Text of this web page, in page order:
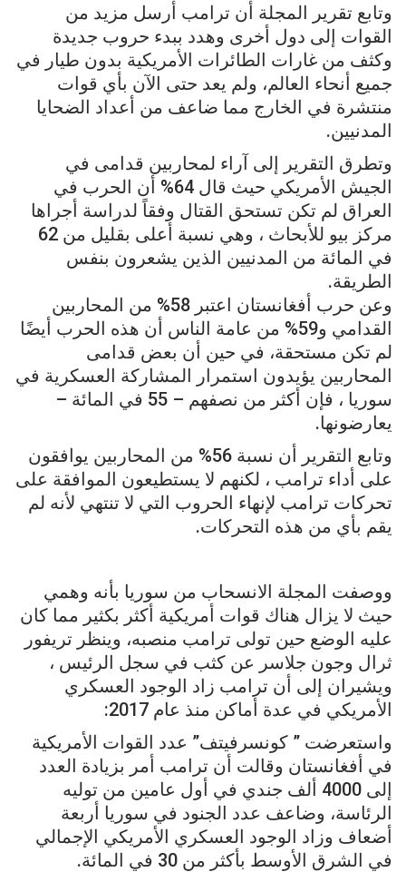
وتابع تقرير المجلة أن ترامب أرسل مزيد من
القوات إلى دول أخرى وهدد ببدء حروب جديدة
وكثف من غارات الطائرات الأمريكية بدون طيار في
جميع أنحاء العالم، ولم يعد حتى الآن بأي قوات
منتشرة في الخارج مما ضاعف من أعداد الضحايا
المدنيين.
وتطرق التقرير إلى آراء لمحاربين قدامى في
الجيش الأمريكي حيث قال 64% أن الحرب في
العراق لم تكن تستحق القتال وفقاً لدراسة أجراها
مركز بيو للأبحاث ، وهي نسبة أعلى بقليل من 62
في المائة من المدنيين الذين يشعرون بنفس
الطريقة.
وعن حرب أفغانستان اعتبر 58% من المحاربين
القدامي و59% من عامة الناس أن هذه الحرب أيضًا
لم تكن مستحقة، في حين أن بعض قدامى
المحاربين يؤيدون استمرار المشاركة العسكرية في
سوريا ، فإن أكثر من نصفهم – 55 في المائة –
يعارضونها.
وتابع التقرير أن نسبة 56% من المحاربين يوافقون
على أداء ترامب ، لكنهم لا يستطيعون الموافقة على
تحركات ترامب لإنهاء الحروب التي لا تنتهي لأنه لم
يقم بأي من هذه التحركات.
ووصفت المجلة الانسحاب من سوريا بأنه وهمي
حيث لا يزال هناك قوات أمريكية أكثر بكثير مما كان
عليه الوضع حين تولى ترامب منصبه، وينظر تريفور
ثرال وجون جلاسر عن كثب في سجل الرئيس ،
ويشيران إلى أن ترامب زاد الوجود العسكري
الأمريكي في عدة أماكن منذ عام 2017:
واستعرضت ” كونسرفيتف” عدد القوات الأمريكية
في أفغانستان وقالت أن ترامب أمر بزيادة العدد
إلى 4000 ألف جندي في أول عامين من توليه
الرئاسة، وضاعف عدد الجنود في سوريا أربعة
أضعاف وزاد الوجود العسكري الأمريكي الإجمالي
في الشرق الأوسط بأكثر من 30 في المائة.